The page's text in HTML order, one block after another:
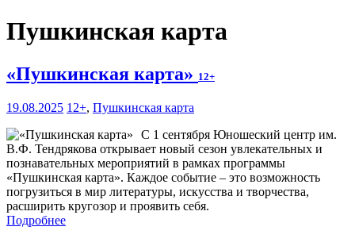
Пушкинская карта
«Пушкинская карта» 12+
19.08.2025 12+, Пушкинская карта
С 1 сентября Юношеский центр им.
В.Ф. Тендрякова открывает новый сезон увлекательных и
познавательных мероприятий в рамках программы
«Пушкинская карта». Каждое событие – это возможность
погрузиться в мир литературы, искусства и творчества,
расширить кругозор и проявить себя.
Подробнее